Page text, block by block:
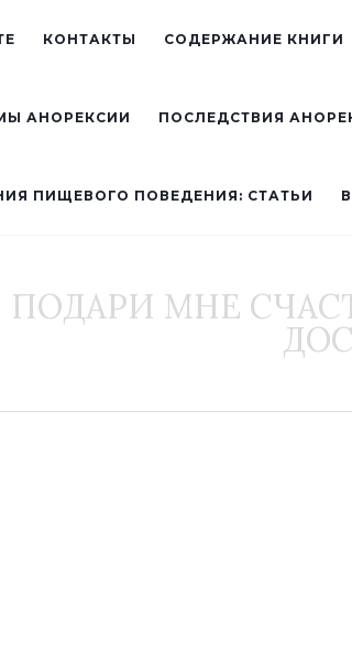
КОНТАКТЫ СОДЕРЖАНИЕ КНИГИ
АНОРЕКСИИ ПОСЛЕДСТВИЯ
ПИЩЕВОГО ПОВЕДЕНИЯ: СТАТЬИ
ПОДАРИ МНЕ